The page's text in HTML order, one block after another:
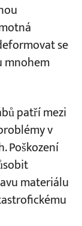
uzlu
dolů
se
mnohem
patří mezi
v
Poškození
materiálu